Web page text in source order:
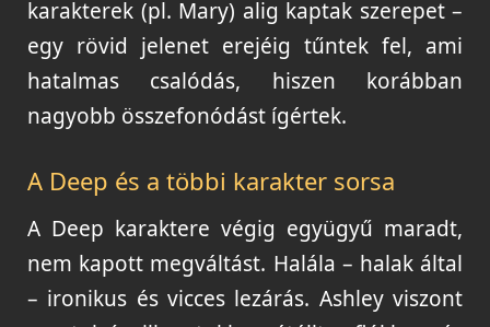
karakterek (pl. Mary) alig kaptak szerepet –
egy rövid jelenet erejéig tűntek fel, ami
hatalmas csalódás, hiszen korábban
nagyobb összefonódást ígértek.
A Deep és a többi karakter sorsa
A Deep karaktere végig együgyű maradt,
nem kapott megváltást. Halála – halak által
– ironikus és vicces lezárás. Ashley viszont